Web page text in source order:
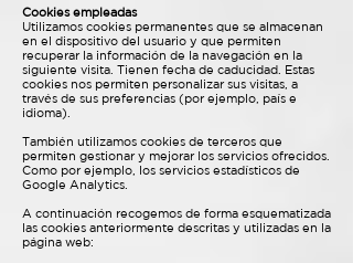
Cookies empleadas
Utilizamos cookies permanentes que se almacenan
en el dispositivo del usuario y que permiten
recuperar la información de la navegación en la
siguiente visita. Tienen fecha de caducidad. Estas
cookies nos permiten personalizar sus visitas, a
través de sus preferencias (por ejemplo, país e
idioma).
También utilizamos cookies de terceros que
permiten gestionar y mejorar los servicios ofrecidos.
Como por ejemplo, los servicios estadísticos de
Google Analytics.
A continuación recogemos de forma esquematizada
las cookies anteriormente descritas y utilizadas en la
página web: